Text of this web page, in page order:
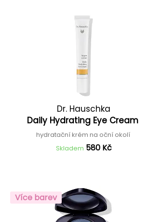
Dr. Hauschka
Daily Hydrating Eye Cream
hydratační krém na oční okolí
Skladem 580 Kč
Více barev